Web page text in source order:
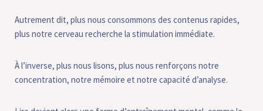
Autrement dit, plus nous consommons des contenus rapides,
plus notre cerveau recherche la stimulation immédiate.
À l’inverse, plus nous lisons, plus nous renforçons notre
concentration, notre mémoire et notre capacité d’analyse.